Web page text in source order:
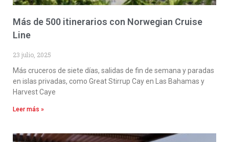
Más de 500 itinerarios con Norwegian Cruise
Line
23 julio, 2025
Más cruceros de siete días, salidas de fin de semana y paradas
en islas privadas, como Great Stirrup Cay en Las Bahamas y
Harvest Caye
Leer más »